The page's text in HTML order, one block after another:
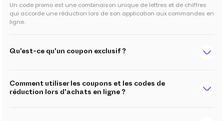
Un code promo est une combinaison unique de lettres et de chiffres
qui accorde une réduction lors de son application aux commandes en
ligne.
Qu'est-ce qu'un coupon exclusif ?
Comment utiliser les coupons et les codes de
réduction lors d'achats en ligne ?